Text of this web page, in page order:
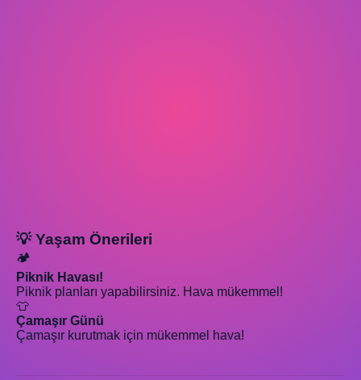
💡 Yaşam Önerileri
🏕️
Piknik Havası!
Piknik planları yapabilirsiniz. Hava mükemmel!
👕
Çamaşır Günü
Çamaşır kurutmak için mükemmel hava!